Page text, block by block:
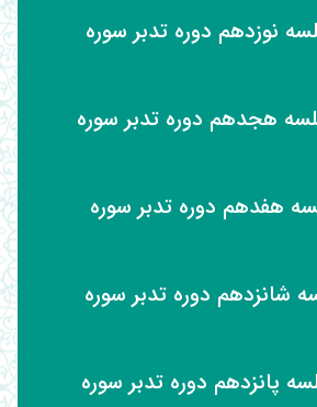
۲/۳۰ | جلسه نوزدهم دوره تدبر سوره
۲/۲۳ | جلسه هجدهم دوره تدبر سوره
۱۶ | جلسه هفدهم دوره تدبر سوره
۲ | جلسه شانزدهم دوره تدبر سوره
۲۰ | جلسه پانزدهم دوره تدبر سوره